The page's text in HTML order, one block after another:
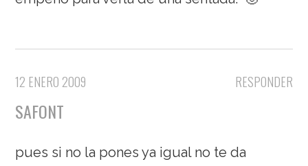
RESPONDER
12 ENERO 2009
SAFONT
pues si no la pones ya igual no te da